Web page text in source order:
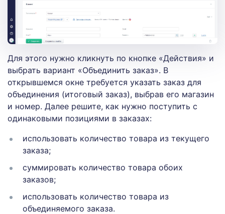
Для этого нужно кликнуть по кнопке «Действия» и
выбрать вариант «Объединить заказ». В
открывшемся окне требуется указать заказ для
объединения (итоговый заказ), выбрав его магазин
и номер. Далее решите, как нужно поступить с
одинаковыми позициями в заказах:
использовать количество товара из текущего
заказа;
суммировать количество товара обоих
заказов;
использовать количество товара из
объединяемого заказа.